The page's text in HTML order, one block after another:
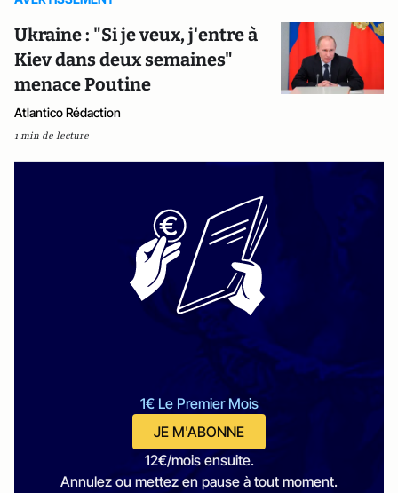
Ukraine : "Si je veux, j'entre à
Kiev dans deux semaines"
menace Poutine
Atlantico Rédaction
1 min de lecture
1€ Le Premier Mois
JE M'ABONNE
12€/mois ensuite.
Annulez ou mettez en pause à tout moment.